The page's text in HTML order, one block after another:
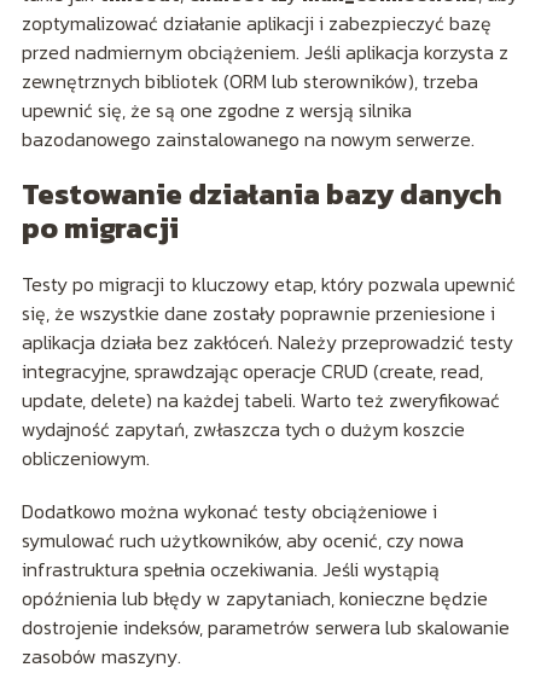
zoptymalizować działanie aplikacji i zabezpieczyć bazę
przed nadmiernym obciążeniem. Jeśli aplikacja korzysta z
zewnętrznych bibliotek (ORM lub sterowników), trzeba
upewnić się, że są one zgodne z wersją silnika
bazodanowego zainstalowanego na nowym serwerze.
Testowanie działania bazy danych
po migracji
Testy po migracji to kluczowy etap, który pozwala upewnić
się, że wszystkie dane zostały poprawnie przeniesione i
aplikacja działa bez zakłóceń. Należy przeprowadzić testy
integracyjne, sprawdzając operacje CRUD (create, read,
update, delete) na każdej tabeli. Warto też zweryfikować
wydajność zapytań, zwłaszcza tych o dużym koszcie
obliczeniowym.
Dodatkowo można wykonać testy obciążeniowe i
symulować ruch użytkowników, aby ocenić, czy nowa
infrastruktura spełnia oczekiwania. Jeśli wystąpią
opóźnienia lub błędy w zapytaniach, konieczne będzie
dostrojenie indeksów, parametrów serwera lub skalowanie
zasobów maszyny.